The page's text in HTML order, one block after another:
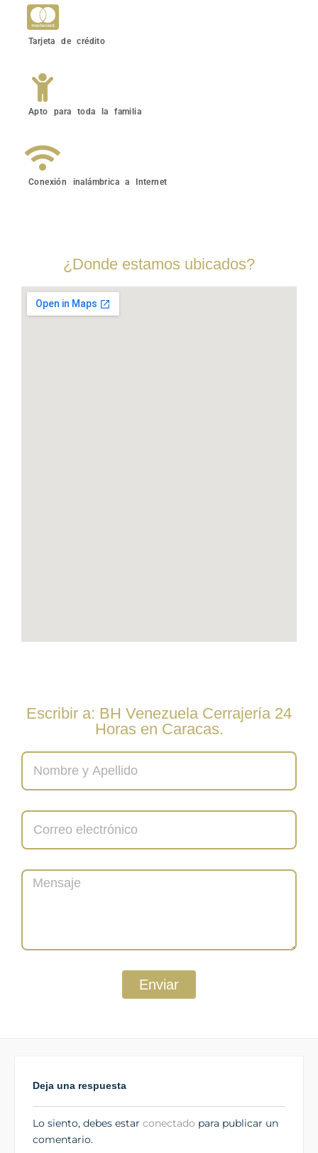
Tarjeta de crédito
Apto para toda la familia
Conexión inalámbrica a Internet
¿Donde estamos ubicados?
Escribir a: BH Venezuela Cerrajería 24
Horas en Caracas.
Enviar
Deja una respuesta
Lo siento, debes estar conectado para publicar un
comentario.